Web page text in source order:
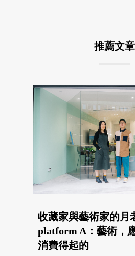
推薦文章
收藏家與藝術家的月
platform A：藝術，
消費得起的